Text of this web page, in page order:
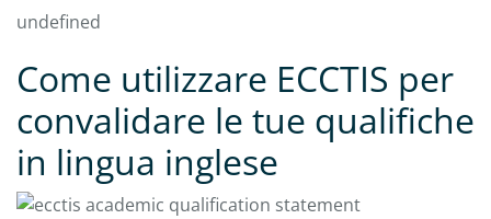
undefined
Come utilizzare ECCTIS per
convalidare le tue qualifiche
in lingua inglese